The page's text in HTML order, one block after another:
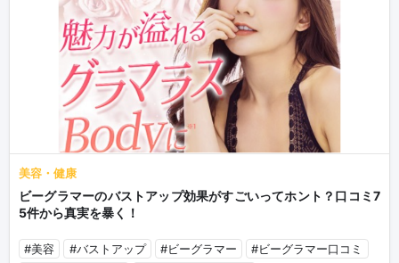
美容・健康
ビーグラマーのバストアップ効果がすごいってホント？口コミ7
5件から真実を暴く！
#美容 #バストアップ #ビーグラマー
#ビーグラマー口コミ